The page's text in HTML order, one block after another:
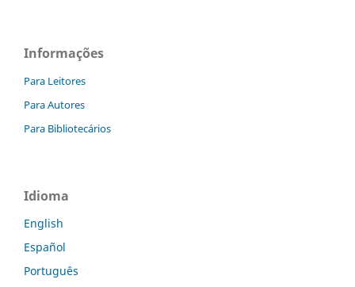
Informações
Para Leitores
Para Autores
Para Bibliotecários
Idioma
English
Español
Português